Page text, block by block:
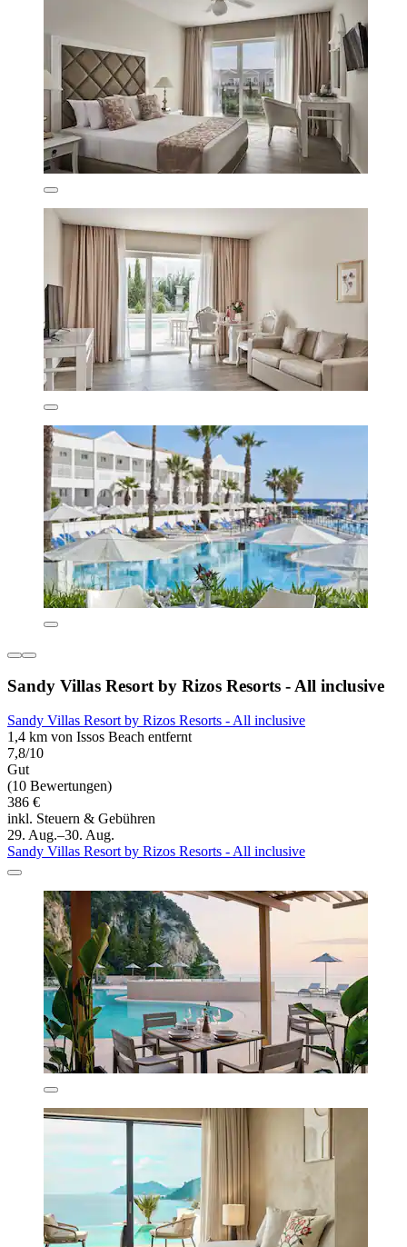
Sandy Villas Resort by Rizos Resorts - All inclusive
Sandy Villas Resort by Rizos Resorts - All inclusive
1,4 km von Issos Beach entfernt
7,8/10
Gut
(10 Bewertungen)
386 €
inkl. Steuern & Gebühren
29. Aug.–30. Aug.
Sandy Villas Resort by Rizos Resorts - All inclusive